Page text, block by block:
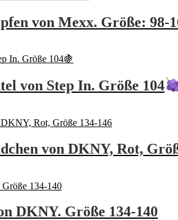
von Mexx. Größe: 98-
von Step In. Größe 104
von DKNY, Rot,
DKNY. Größe 134-140